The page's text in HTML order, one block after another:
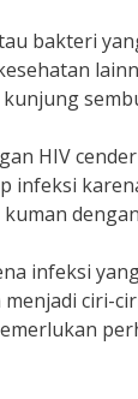
bakteri
HIV
infeksi
infeksi
ciri-